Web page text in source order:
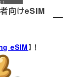
向けeSIM
eSIM】！